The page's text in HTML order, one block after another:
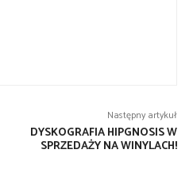
Następny artykuł
DYSKOGRAFIA HIPGNOSIS W
SPRZEDAŻY NA WINYLACH!